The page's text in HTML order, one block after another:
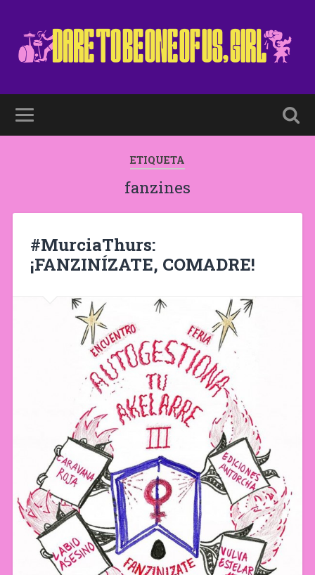
ETIQUETA
fanzines
#MurciaThurs:
¡FANZINÍZATE, COMADRE!